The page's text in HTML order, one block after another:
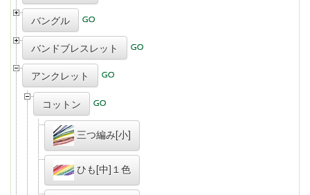
バングル
バンドブレスレット
アンクレット
コットン
三つ編み[小]
ひも[中]１色